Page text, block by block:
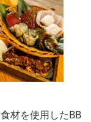
材を使用したBB